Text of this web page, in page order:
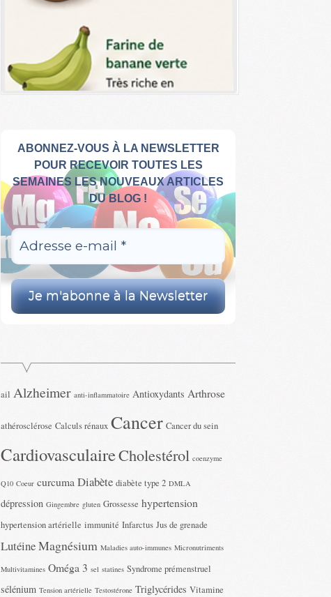
ABONNEZ-VOUS À LA NEWSLETTER
POUR RECEVOIR TOUTES LES
SEMAINES LES NOUVEAUX ARTICLES
DU BLOG !
ail Alzheimer anti-inflammatoire Antioxydants Arthrose
athérosclérose Calculs rénaux Cancer Cancer du sein
CardiovasculaireCholestérol coenzyme
Q10 Coeur curcuma Diabète diabète type 2 DMLA
dépression Gingembre gluten Grossesse hypertension
hypertension artérielle immunité Infarctus Jus de grenade
LutéineMagnésium Maladies auto-immunes Micronutriments
Multivitamines Oméga 3 sel statines Syndrome prémenstruel
sélénium Tension artérielle Testostérone Triglycérides Vitamine